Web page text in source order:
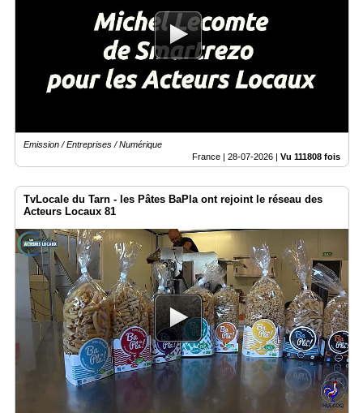
Emission / Entreprises / Numérique
France | 28-07-2026 | Vu 111808 fois
TvLocale du Tarn - les Pâtes BaPla ont rejoint le réseau des
Acteurs Locaux 81